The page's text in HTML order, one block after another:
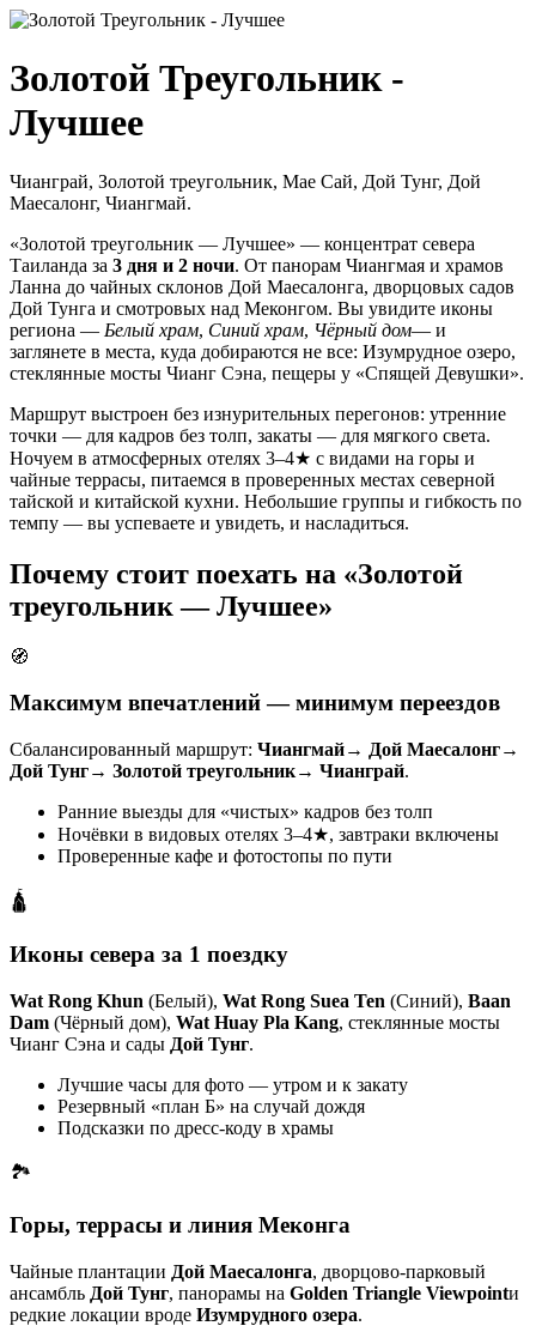
Золотой Треугольник -
Лучшее
Чианграй, Золотой треугольник, Мае Сай, Дой Тунг, Дой
Маесалонг, Чиангмай.
«Золотой треугольник — Лучшее» — концентрат севера
Таиланда за 3 дня и 2 ночи. От панорам Чиангмая и храмов
Ланна до чайных склонов Дой Маесалонга, дворцовых садов
Дой Тунга и смотровых над Меконгом. Вы увидите иконы
региона — Белый храм, Синий храм, Чёрный дом— и
заглянете в места, куда добираются не все: Изумрудное озеро,
стеклянные мосты Чианг Сэна, пещеры у «Спящей Девушки».
Маршрут выстроен без изнурительных перегонов: утренние
точки — для кадров без толп, закаты — для мягкого света.
Ночуем в атмосферных отелях 3–4★ с видами на горы и
чайные террасы, питаемся в проверенных местах северной
тайской и китайской кухни. Небольшие группы и гибкость по
темпу — вы успеваете и увидеть, и насладиться.
Почему стоит поехать на «Золотой
треугольник — Лучшее»
🧭
Максимум впечатлений — минимум переездов
Сбалансированный маршрут: Чиангмай→ Дой Маесалонг→
Дой Тунг→ Золотой треугольник→ Чианграй.
Ранние выезды для «чистых» кадров без толп
Ночёвки в видовых отелях 3–4★, завтраки включены
Проверенные кафе и фотостопы по пути
🛕
Иконы севера за 1 поездку
Wat Rong Khun (Белый), Wat Rong Suea Ten (Синий), Baan
Dam (Чёрный дом), Wat Huay Pla Kang, стеклянные мосты
Чианг Сэна и сады Дой Тунг.
Лучшие часы для фото — утром и к закату
Резервный «план Б» на случай дождя
Подсказки по дресс-коду в храмы
🏞️
Горы, террасы и линия Меконга
Чайные плантации Дой Маесалонга, дворцово-парковый
ансамбль Дой Тунг, панорамы на Golden Triangle Viewpointи
редкие локации вроде Изумрудного озера.